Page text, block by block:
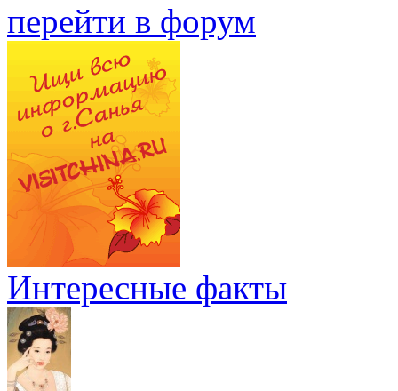
перейти в форум
Интересные факты